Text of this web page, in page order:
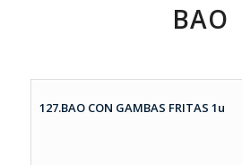
BAO
127.BAO CON GAMBAS FRITAS 1u